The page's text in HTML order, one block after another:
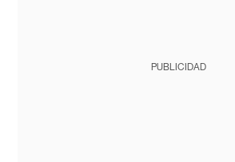
PUBLICIDAD